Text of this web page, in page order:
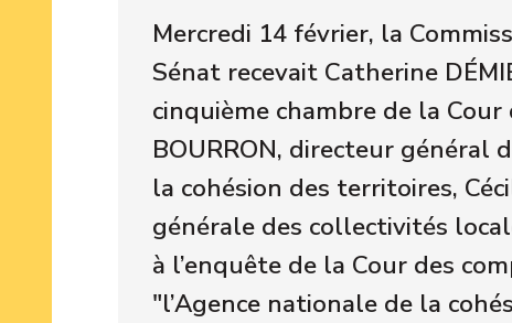
Mercredi 14 février, la
Sénat recevait Catherine
cinquième chambre de la
BOURRON, directeur général
la cohésion des territoires,
générale des collectivités
à l’enquête de la Cour des
"l’Agence nationale de la